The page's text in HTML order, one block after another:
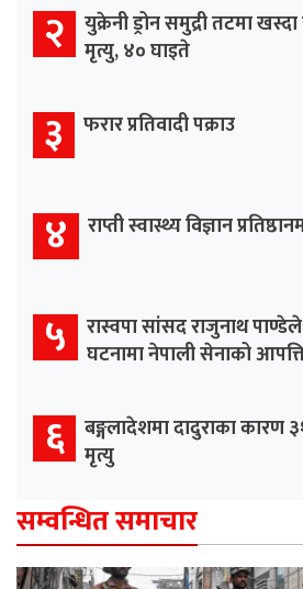
२ युक्रेनी ड्रोन समुद्री तटमा
मृत्यु, ४० घाइते
३ फरार प्रतिवादी पक्राउ
४ राप्ती स्वास्थ्य विज्ञान
५ रास्वपा सांसद राजुनाथ
घटनामा नेपाली सेनाको
६ बङ्गलादेशमा दादुराका कारण
मृत्यु
सम्वन्धित समाचार